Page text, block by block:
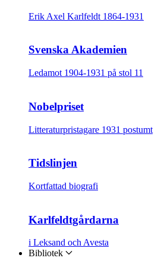
Erik Axel Karlfeldt 1864-1931
Svenska Akademien
Ledamot 1904-1931 på stol 11
Nobelpriset
Litteraturpristagare 1931 postumt
Tidslinjen
Kortfattad biografi
Karlfeldtgårdarna
i Leksand och Avesta
Bibliotek